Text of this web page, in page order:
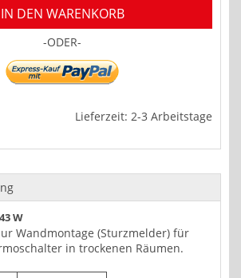
IN DEN WARENKORB
-ODER-
Lieferzeit: 2-3 Arbeitstage
W
Wandmontage (Sturzmelder) für
in trockenen Räumen.